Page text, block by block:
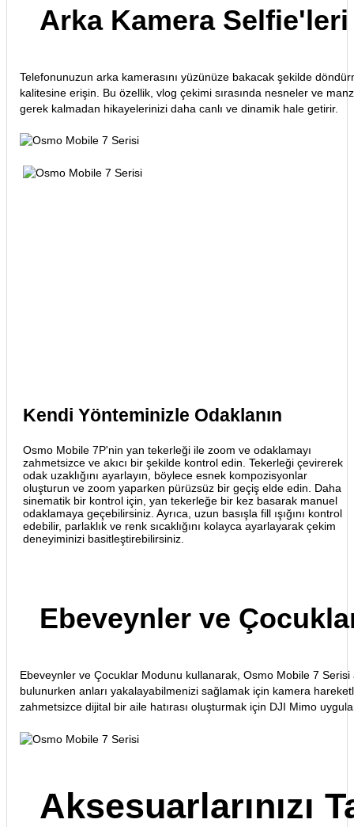
Arka Kamera
Telefonunuzun arka kamerasını yüzünüze bakacak şekilde
kalitesine erişin. Bu özellik, vlog çekimi sırasında nesneler ve
gerek kalmadan hikayelerinizi daha canlı ve dinamik hale getirir.
Kendi Yönteminizle Odaklanın
Osmo Mobile 7P'nin yan tekerleği ile zoom ve odaklamayı
zahmetsizce ve akıcı bir şekilde kontrol edin. Tekerleği çevirerek
odak uzaklığını ayarlayın, böylece esnek kompozisyonlar
oluşturun ve zoom yaparken pürüzsüz bir geçiş elde edin. Daha
sinematik bir kontrol için, yan tekerleğe bir kez basarak manuel
odaklamaya geçebilirsiniz. Ayrıca, uzun basışla fill ışığını kontrol
edebilir, parlaklık ve renk sıcaklığını kolayca ayarlayarak çekim
deneyiminizi basitleştirebilirsiniz.
Ebeveynler ve
Ebeveynler ve Çocuklar Modunu kullanarak, Osmo Mobile 7
bulunurken anları yakalayabilmenizi sağlamak için kamera
zahmetsizce dijital bir aile hatırası oluşturmak için DJI Mimo
Aksesuarlarınızı